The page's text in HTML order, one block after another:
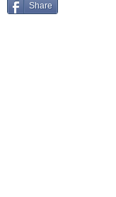
Share